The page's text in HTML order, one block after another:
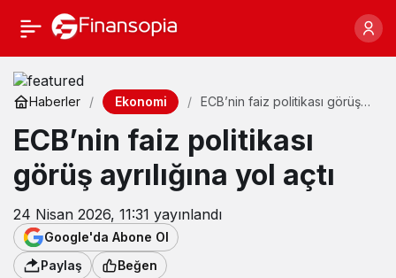
Haberler Ekonomi
ECB’nin faiz politikası görüş
ECB’nin faiz politikası
görüş ayrılığına yol açtı
24 Nisan 2026, 11:31 yayınlandı
Google'da Abone Ol
Paylaş
Beğen